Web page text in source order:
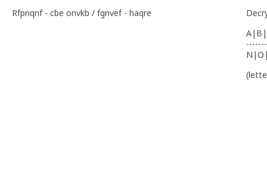
Rfpnqnf - cbe onvkb / fgnvef - haqre